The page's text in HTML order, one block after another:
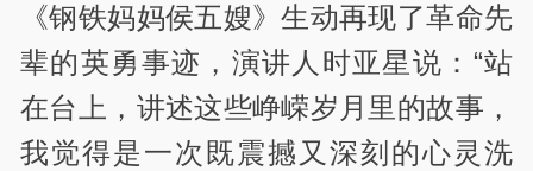
《钢铁妈妈侯五嫂》生动再现了革命先
辈的英勇事迹，演讲人时亚星说：“站
在台上，讲述这些峥嵘岁月里的故事，
我觉得是一次既震撼又深刻的心灵洗